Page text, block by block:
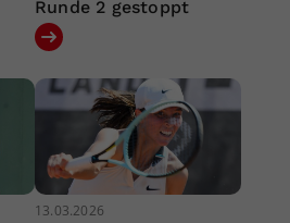
Runde 2 gestoppt
13.03.2026